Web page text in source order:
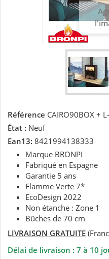
Référence CAIRO90BOX +
État : Neuf
Ean13: 8421994138333
Marque BRONPI
Fabriqué en Espagne
Garantie 5 ans
Flamme Verte 7*
EcoDesign 2022
Non étanche : Zone 1
Bûches de 70 cm
LIVRAISON GRATUITE
Délai de livraison : 7 à 10